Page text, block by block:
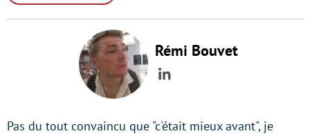
Rémi Bouvet
LinkedIn
Pas du tout convaincu que "c'était mieux avant", je